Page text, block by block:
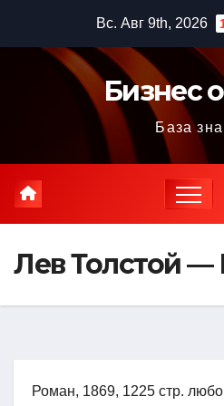
содержимому
Вс. Авг 9th, 2026
Бизнес
База
Лев Толстой
Роман, 1869, 1225 стр.